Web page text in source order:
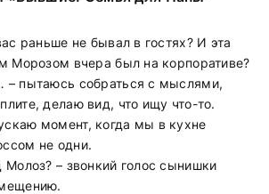
раньше не бывал в гостях? И эта
Морозом вчера был на корпоративе?
пытаюсь собраться с мыслями,
делаю вид, что ищу что-то.
момент, когда мы в кухне
не одни.
– звонкий голос сынишки